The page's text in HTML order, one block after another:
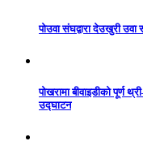
पोउवा संघद्वारा देउखुरी
पोखरामा बीवाइडीको पूर्ण
उद्घाटन